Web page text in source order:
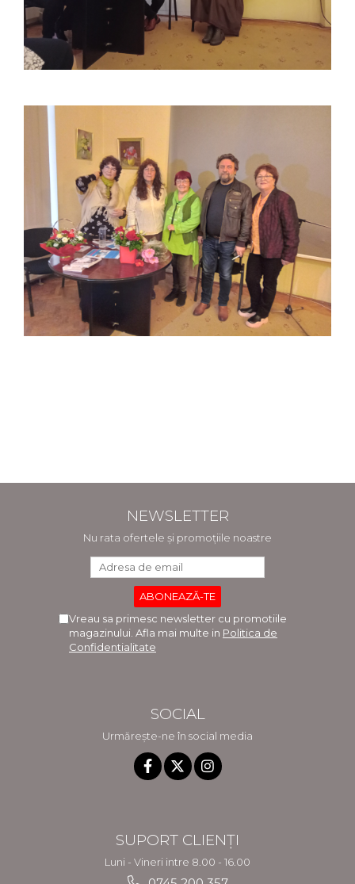
NEWSLETTER
Nu rata ofertele și promoțiile noastre
Vreau sa primesc newsletter cu promotiile
magazinului. Afla mai multe in Politica de
Confidentialitate
SOCIAL
Urmărește-ne în social media
SUPORT CLIENȚI
Luni - Vineri intre 8.00 - 16.00